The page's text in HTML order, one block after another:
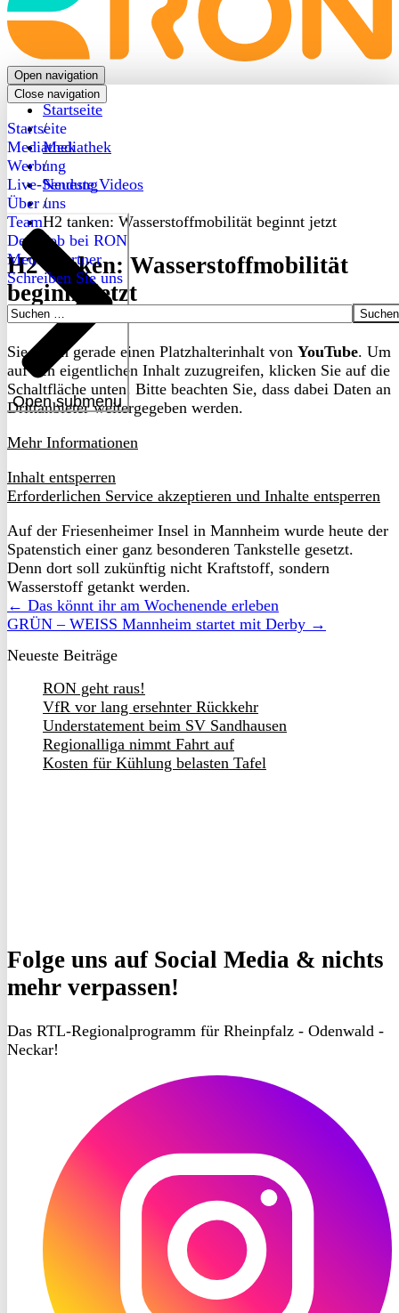
frontpage
Open navigation
Close navigation
Startseite
Mediathek
Werbung
Live-Sendung
Über uns
Open submenu
Team
Dein Job bei RON
Medienpartner
Schreiben Sie uns
Suchen
Startseite
/
Mediathek
/
Neueste Videos
/
H2 tanken: Wasserstoffmobilität beginnt jetzt
H2 tanken: Wasserstoffmobilität
beginnt jetzt
Sie sehen gerade einen Platzhalterinhalt von YouTube. Um
auf den eigentlichen Inhalt zuzugreifen, klicken Sie auf die
Schaltfläche unten. Bitte beachten Sie, dass dabei Daten an
Drittanbieter weitergegeben werden.
Mehr Informationen
Inhalt entsperren
Erforderlichen Service akzeptieren und Inhalte entsperren
Auf der Friesenheimer Insel in Mannheim wurde heute der
Spatenstich einer ganz besonderen Tankstelle gesetzt.
Denn dort soll zukünftig nicht Kraftstoff, sondern
Wasserstoff getankt werden.
← Das könnt ihr am Wochenende erleben
GRÜN – WEISS Mannheim startet mit Derby →
Neueste Beiträge
RON geht raus!
VfR vor lang ersehnter Rückkehr
Understatement beim SV Sandhausen
Regionalliga nimmt Fahrt auf
Kosten für Kühlung belasten Tafel
Folge uns auf Social Media & nichts
mehr verpassen!
Das RTL-Regionalprogramm für Rheinpfalz - Odenwald -
Neckar!
Instagram